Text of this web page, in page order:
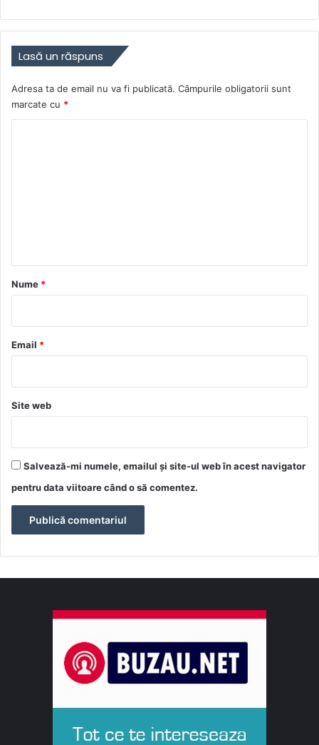
Lasă un răspuns
Adresa ta de email nu va fi publicată. Câmpurile obligatorii sunt
marcate cu *
r
*
Nume *
Email *
Site web
Salvează-mi numele, emailul și site-ul web în acest navigator
pentru data viitoare când o să comentez.